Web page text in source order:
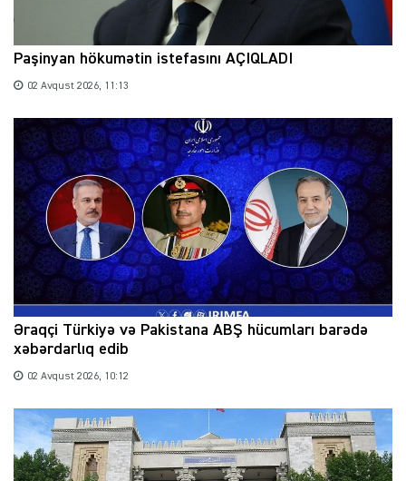
Paşinyan hökumətin istefasını AÇIQLADI
02 Avqust 2026, 11:13
Əraqçi Türkiyə və Pakistana ABŞ hücumları barədə
xəbərdarlıq edib
02 Avqust 2026, 10:12